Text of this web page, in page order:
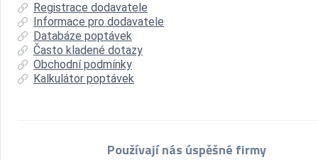
Registrace dodavatele
Informace pro dodavatele
Databáze poptávek
Často kladené dotazy
Obchodní podmínky
Kalkulátor poptávek
Používají nás úspěšné firmy